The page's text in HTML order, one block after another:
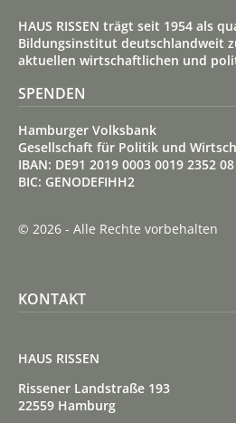
HAUS RISSEN trägt seit 1954 als
Bildungs­institut deutsch­land­weit
aktuellen wirt­schaft­lichen und
SPENDEN
Hamburger Volksbank
Gesellschaft für Politik und
IBAN: DE91 2019 0003 0019 2352 08
BIC: GENODEFIHH2
© 2026 - Alle Rechte vorbehalten
KONTAKT
HAUS RISSEN
Rissener Landstraße 193
22559 Hamburg